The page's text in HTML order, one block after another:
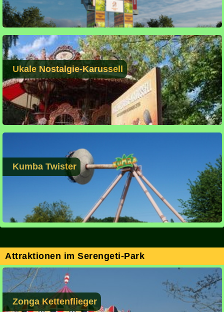
Ukale Nostalgie-Karussell
Kumba Twister
Attraktionen im Serengeti-Park
Zonga Kettenflieger